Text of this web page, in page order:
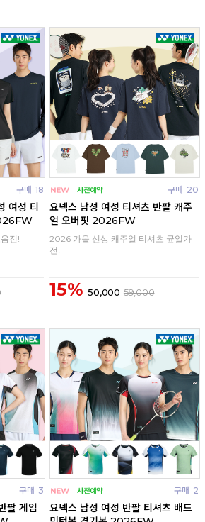
구매 18
여성 티
전!
구매 20
요넥스 남성 여성 티셔츠 반팔 캐주
얼 오버핏 2026FW
2026 가을 신상 캐주얼 티셔츠 균일가
전!
15% 50,000 59,000
구매 3
팔 게임
구매 2
요넥스 남성 여성 반팔 티셔츠 배드